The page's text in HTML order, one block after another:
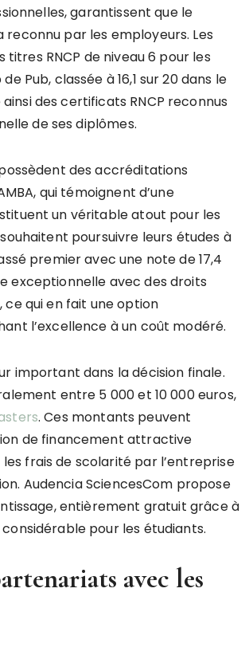
garantissent que le
par les employeurs. Les
RNCP de niveau 6 pour les
Pub, classée à 16,1 sur 20 dans le
des certificats RNCP reconnus
de ses diplômes.
des accréditations
qui témoignent d’une
un véritable atout pour les
poursuivre leurs études à
premier avec une note de 17,4
exceptionnelle avec des droits
ce qui en fait une option
l’excellence à un coût modéré.
important dans la décision finale.
entre 5 000 et 10 000 euros,
. Ces montants peuvent
de financement attractive
frais de scolarité par l’entreprise
Audencia SciencesCom propose
entièrement gratuit grâce à
pour les étudiants.
avec les